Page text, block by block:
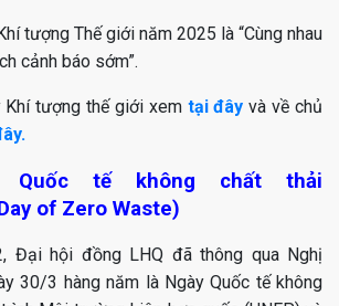
tượng Thế giới năm 2025 là “Cùng nhau
cảnh báo sớm”.
Khí tượng thế giới xem tại đây và về chủ
Quốc tế không chất thải
of Zero Waste)
Đại hội đồng LHQ đã thông qua Nghị
30/3 hàng năm là Ngày Quốc tế không